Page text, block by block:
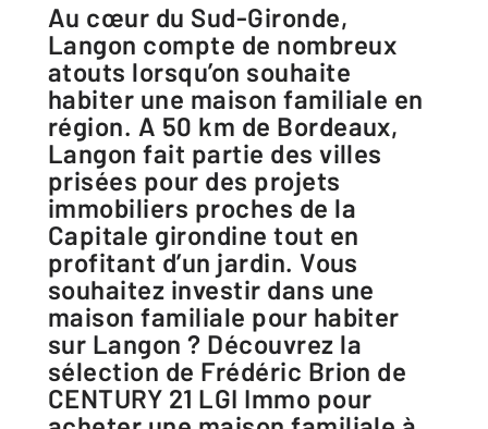
Au cœur du Sud-Gironde,
Langon compte de nombreux
atouts lorsqu’on souhaite
habiter une maison familiale en
région. A 50 km de Bordeaux,
Langon fait partie des villes
prisées pour des projets
immobiliers proches de la
Capitale girondine tout en
profitant d’un jardin. Vous
souhaitez investir dans une
maison familiale pour habiter
sur Langon ? Découvrez la
sélection de Frédéric Brion de
CENTURY 21 LGI Immo pour